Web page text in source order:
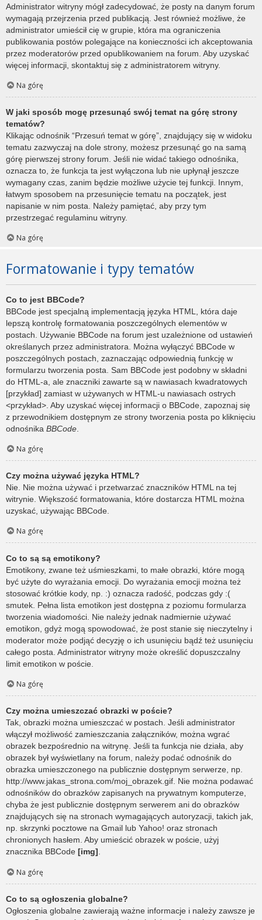
Administrator witryny mógł zadecydować, że posty na danym forum
wymagają przejrzenia przed publikacją. Jest również możliwe, że
administrator umieścił cię w grupie, która ma ograniczenia
publikowania postów polegające na konieczności ich akceptowania
przez moderatorów przed opublikowaniem na forum. Aby uzyskać
więcej informacji, skontaktuj się z administratorem witryny.
Na górę
W jaki sposób mogę przesunąć swój temat na górę strony
tematów?
Klikając odnośnik “Przesuń temat w górę”, znajdujący się w widoku
tematu zazwyczaj na dole strony, możesz przesunąć go na samą
górę pierwszej strony forum. Jeśli nie widać takiego odnośnika,
oznacza to, że funkcja ta jest wyłączona lub nie upłynął jeszcze
wymagany czas, zanim będzie możliwe użycie tej funkcji. Innym,
łatwym sposobem na przesunięcie tematu na początek, jest
napisanie w nim posta. Należy pamiętać, aby przy tym
przestrzegać regulaminu witryny.
Na górę
Formatowanie i typy tematów
Co to jest BBCode?
BBCode jest specjalną implementacją języka HTML, która daje
lepszą kontrolę formatowania poszczególnych elementów w
postach. Używanie BBCode na forum jest uzależnione od ustawień
określanych przez administratora. Można wyłączyć BBCode w
poszczególnych postach, zaznaczając odpowiednią funkcję w
formularzu tworzenia posta. Sam BBCode jest podobny w składni
do HTML-a, ale znaczniki zawarte są w nawiasach kwadratowych
[przykład] zamiast w używanych w HTML-u nawiasach ostrych
<przykład>. Aby uzyskać więcej informacji o BBCode, zapoznaj się
z przewodnikiem dostępnym ze strony tworzenia posta po kliknięciu
odnośnika BBCode
Na górę
Czy można używać języka HTML?
Nie. Nie można używać i przetwarzać znaczników HTML na tej
witrynie. Większość formatowania, które dostarcza HTML można
uzyskać, używając BBCode.
Na górę
Co to są są emotikony?
Emotikony, zwane też uśmieszkami, to małe obrazki, które mogą
być użyte do wyrażania emocji. Do wyrażania emocji można też
stosować krótkie kody, np. :) oznacza radość, podczas gdy :(
smutek. Pełna lista emotikon jest dostępna z poziomu formularza
tworzenia wiadomości. Nie należy jednak nadmiernie używać
emotikon, gdyż mogą spowodować, że post stanie się nieczytelny i
moderator może podjąć decyzję o ich usunięciu bądź też usunięciu
całego posta. Administrator witryny może określić dopuszczalny
limit emotikon w poście.
Na górę
Czy można umieszczać obrazki w poście?
Tak, obrazki można umieszczać w postach. Jeśli administrator
włączył możliwość zamieszczania załączników, można wgrać
obrazek bezpośrednio na witrynę. Jeśli ta funkcja nie działa, aby
obrazek był wyświetlany na forum, należy podać odnośnik do
obrazka umieszczonego na publicznie dostępnym serwerze, np.
http://www.jakas_strona.com/moj_obrazek.gif. Nie można podawać
odnośników do obrazków zapisanych na prywatnym komputerze,
chyba że jest publicznie dostępnym serwerem ani do obrazków
znajdujących się na stronach wymagających autoryzacji, takich jak,
np. skrzynki pocztowe na Gmail lub Yahoo! oraz stronach
chronionych hasłem. Aby umieścić obrazek w poście, użyj
znacznika BBCode [img].
Na górę
Co to są ogłoszenia globalne?
Ogłoszenia globalne zawierają ważne informacje i należy zawsze je